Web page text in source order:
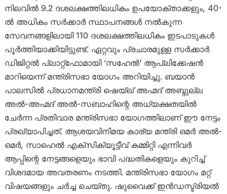
നിലവിൽ 9.2 ദശലക്ഷത്തിലധികം ഉപയോക്താക്കളും, 40-
ൽ അധികം സർക്കാർ സ്ഥാപനങ്ങൾ നൽകുന്ന
സേവനങ്ങളിലായി 110 ദശലക്ഷത്തിലധികം ഇടപാടുകൾ
പൂർത്തിയാക്കിയിട്ടുണ്ട്. ഏറ്റവും പ്രചാരമുള്ള സർക്കാർ
ഡിജിറ്റൽ പ്ലാറ്റ്‌ഫോമായി ‘സഹേൽ’ ആപ്ലിക്കേഷൻ
മാറിയെന്ന് മന്ത്രിസഭാ യോഗം അറിയിച്ചു. ബയാൻ
പാലസിൽ പ്രധാനമന്ത്രി ഷെയ്ഖ് അഹ്മദ് അബ്ദുല്ല
അൽ-അഹ്മദ് അൽ-സബാഹിന്റെ അധ്യക്ഷതയിൽ
ചേർന്ന പ്രതിവാര മന്ത്രിസഭാ യോഗത്തിലാണ് ഈ നേട്ടം
പ്രഖ്യാപിച്ചത്. ആശയവിനിമയ കാര്യ മന്ത്രി ഒമർ അൽ-
ഒമർ, സാഹെൽ എക്സിക്യൂട്ടീവ് കമ്മിറ്റി എന്നിവർ
ആപ്പിന്റെ നേട്ടങ്ങളെയും ഭാവി പദ്ധതികളെയും കുറിച്ച്
വിശദമായ അവതരണം നടത്തി. മന്ത്രിസഭാ യോഗം മറ്റ്
വിഷയങ്ങളും ചർച്ച ചെയ്തു. ഷുവൈക്ക് ഇൻഡസ്ട്രിയൽ